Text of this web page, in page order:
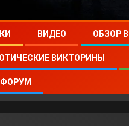
ВИДЕО ОБЗОР
ВИКТОРИНЫ
ФОРУМ